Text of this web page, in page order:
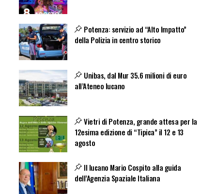
Potenza: servizio ad “Alto Impatto”
della Polizia in centro storico
Unibas, dal Mur 35.6 milioni di euro
all’Ateneo lucano
Vietri di Potenza, grande attesa per la
12esima edizione di “Tipica” il 12 e 13
agosto
Il lucano Mario Cospito alla guida
dell’Agenzia Spaziale Italiana